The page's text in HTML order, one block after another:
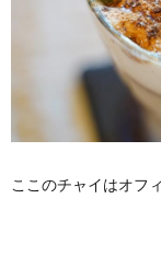
ここのチャイはオフ